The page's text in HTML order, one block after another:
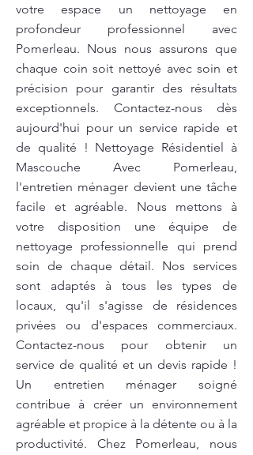
votre espace un nettoyage en
profondeur professionnel avec
Pomerleau. Nous nous assurons que
chaque coin soit nettoyé avec soin et
précision pour garantir des résultats
exceptionnels. Contactez-nous dès
aujourd'hui pour un service rapide et
de qualité ! Nettoyage Résidentiel à
Mascouche Avec Pomerleau,
l'entretien ménager devient une tâche
facile et agréable. Nous mettons à
votre disposition une équipe de
nettoyage professionnelle qui prend
soin de chaque détail. Nos services
sont adaptés à tous les types de
locaux, qu'il s'agisse de résidences
privées ou d'espaces commerciaux.
Contactez-nous pour obtenir un
service de qualité et un devis rapide !
Un entretien ménager soigné
contribue à créer un environnement
agréable et propice à la détente ou à la
productivité. Chez Pomerleau, nous